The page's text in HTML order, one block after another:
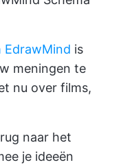
EdrawMind is
meningen te
nu over films,
naar het
je ideeën